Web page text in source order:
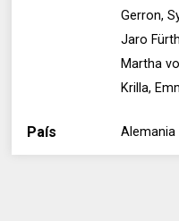
Gerron,
Jaro
Martha
Krilla,
País Alemania